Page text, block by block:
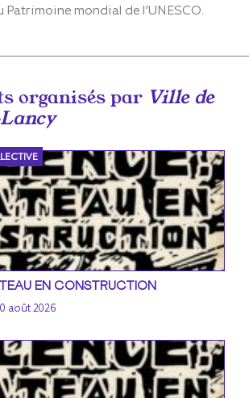
mondial de l’UNESCO.
organisés par Ville de
EN CONSTRUCTION
août 2026